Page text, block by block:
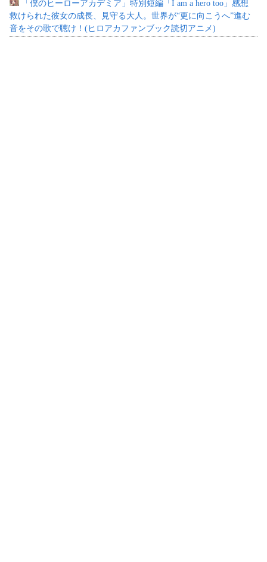
「僕のヒーローアカデミア」特別短編「I am a hero too」感想
救けられた彼女の成長、見守る大人。世界が“更に向こうへ”進む
音をその歌で聴け！(ヒロアカファンブック読切アニメ)